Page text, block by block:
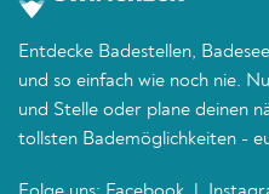
Entdecke Badestellen,
und so einfach wie noch nie.
und Stelle oder plane deinen
tollsten Bademöglichkeiten -